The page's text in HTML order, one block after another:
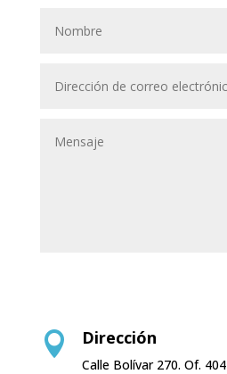
 Dirección
Calle Bolívar 270. Of. 404